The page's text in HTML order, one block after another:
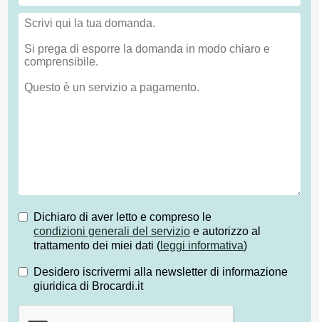
Dichiaro di aver letto e compreso le
condizioni generali del servizio e autorizzo al
trattamento dei miei dati ( leggi informativa)
Desidero iscrivermi alla newsletter di informazione
giuridica di Brocardi.it